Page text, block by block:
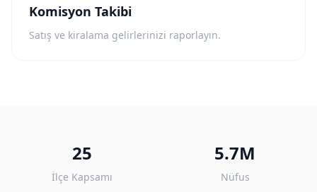
Komisyon Takibi
Satış ve kiralama gelirlerinizi raporlayın.
25
İlçe Kapsamı
5.7M
Nüfus